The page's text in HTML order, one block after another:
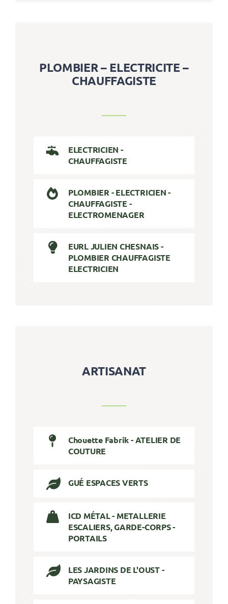
PLOMBIER – ELECTRICITE –
CHAUFFAGISTE
ELECTRICIEN -
CHAUFFAGISTE
PLOMBIER - ELECTRICIEN -
CHAUFFAGISTE -
ELECTROMENAGER
EURL JULIEN CHESNAIS -
PLOMBIER CHAUFFAGISTE
ELECTRICIEN
ARTISANAT
Chouette Fabrik - ATELIER DE
COUTURE
GUÉ ESPACES VERTS
ICD MÉTAL - METALLERIE
ESCALIERS, GARDE-CORPS -
PORTAILS
LES JARDINS DE L'OUST -
PAYSAGISTE